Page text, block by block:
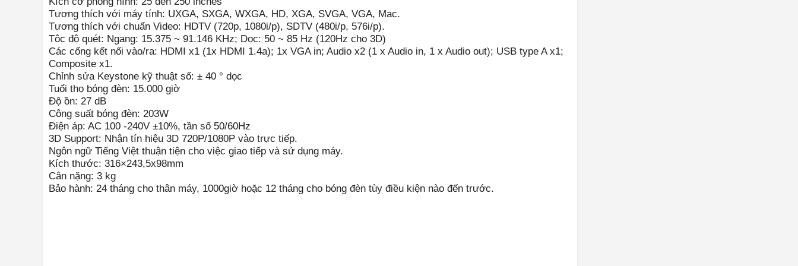
Tương thích với máy tính: UXGA, SXGA, WXGA, HD, XGA, SVGA, VGA, Mac.
Tương thích với chuẩn Video: HDTV (720p, 1080i/p), SDTV (480i/p, 576i/p).
Tôc độ quét: Ngang: 15.375 ~ 91.146 KHz; Dọc: 50 ~ 85 Hz (120Hz cho 3D)
Các cổng kết nối vào/ra: HDMI x1 (1x HDMI 1.4a); 1x VGA in; Audio x2 (1 x Audio in, 1 x Audio out); USB type A x1;
Composite x1.
Chỉnh sửa Keystone kỹ thuật số: ± 40 ° dọc
Tuổi thọ bóng đèn: 15.000 giờ
Độ ồn: 27 dB
Công suất bóng đèn: 203W
Điện áp: AC 100 -240V ±10%, tần số 50/60Hz
3D Support: Nhận tín hiệu 3D 720P/1080P vào trực tiếp.
Ngôn ngữ Tiếng Việt thuận tiện cho việc giao tiếp và sử dụng máy.
Kích thước: 316×243,5x98mm
Cân nặng: 3 kg
Bảo hành: 24 tháng cho thân máy, 1000giờ hoặc 12 tháng cho bóng đèn tùy điều kiện nào đến trước.